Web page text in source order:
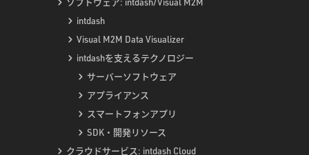
intdash
Visual M2M Data Visualizer
intdashを支えるテクノロジー
サーバーソフトウェア
アプライアンス
スマートフォンアプリ
SDK・開発リソース
クラウドサービス: intdash Cloud